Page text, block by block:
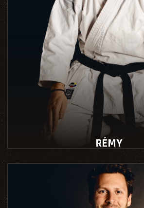
RÉMY
Instructeur école